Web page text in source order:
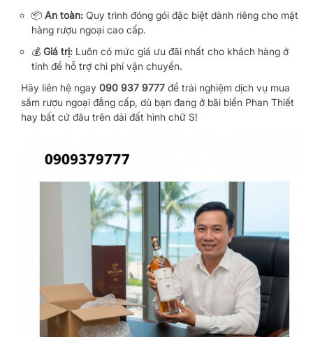
📦 An toàn: Quy trình đóng gói đặc biệt dành riêng cho mặt
hàng rượu ngoại cao cấp.
💰 Giá trị: Luôn có mức giá ưu đãi nhất cho khách hàng ở
tỉnh để hỗ trợ chi phí vận chuyển.
Hãy liên hệ ngay 090 937 9777 để trải nghiệm dịch vụ mua
sắm rượu ngoại đẳng cấp, dù bạn đang ở bãi biển Phan Thiết
hay bất cứ đâu trên dải đất hình chữ S!